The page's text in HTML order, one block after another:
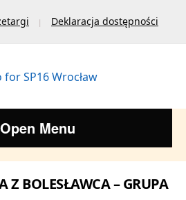
Deklaracja dostępności
Open Menu
Z BOLESŁAWCA – GRUPA